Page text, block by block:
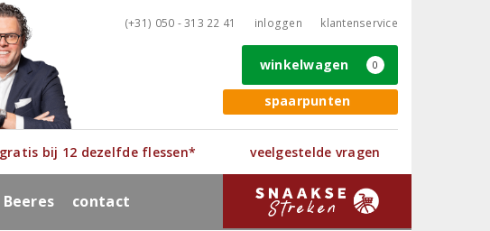
(+31) 050 - 313 22 41 inloggen klantenservice
spaarpunten
winkelwagen 0
bij 12 dezelfde flessen* veelgestelde vragen
Beeres contact